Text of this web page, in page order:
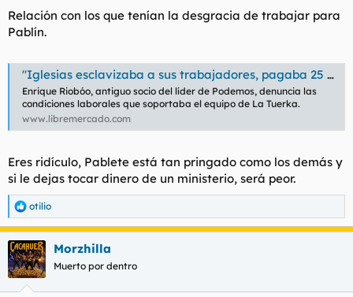
Relación con los que tenían la desgracia de trabajar para
Pablín.
"Iglesias esclavizaba a sus trabajadores, pagaba 25 euros por programa"
Enrique Riobóo, antiguo socio del líder de Podemos, denuncia las
condiciones laborales que soportaba el equipo de La Tuerka.
www.libremercado.com
Eres ridículo, Pablete está tan pringado como los demás y
si le dejas tocar dinero de un ministerio, será peor.
R
e
a
c
c
i
otilio
Morzhilla
Muerto por dentro